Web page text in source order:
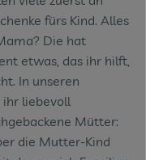
fürs Kind. Alles
Die hat
etwas, das ihr hilft,
In unseren
ihr liebevoll
Mütter:
die Mutter-Kind